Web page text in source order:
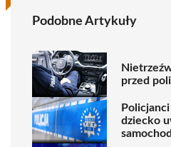
Podobne Artykuły
przed
dziecko